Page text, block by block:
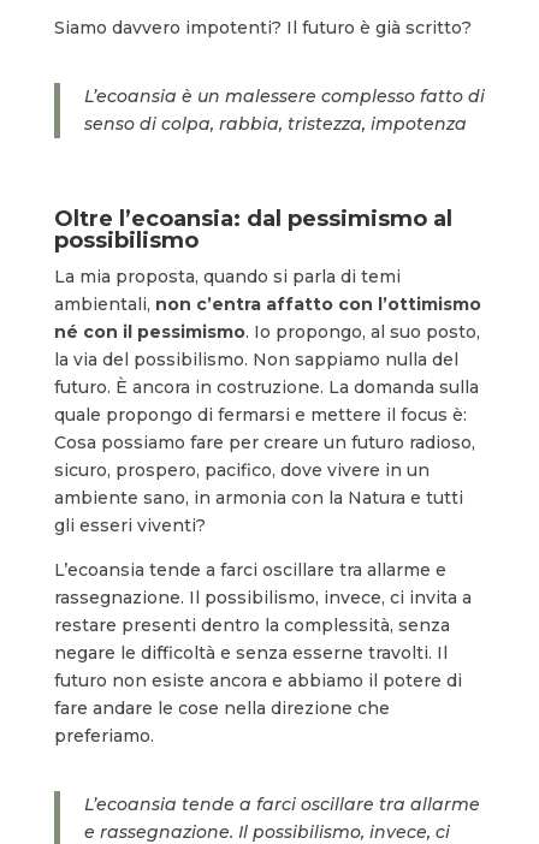
Siamo davvero impotenti? Il futuro è già scritto?
L’ecoansia è un malessere complesso fatto di
senso di colpa, rabbia, tristezza, impotenza
Oltre l’ecoansia: dal pessimismo al
possibilismo
La mia proposta, quando si parla di temi
ambientali, non c’entra affatto con l’ottimismo
né con il pessimismo. Io propongo, al suo posto,
la via del possibilismo. Non sappiamo nulla del
futuro. È ancora in costruzione. La domanda sulla
quale propongo di fermarsi e mettere il focus è:
Cosa possiamo fare per creare un futuro radioso,
sicuro, prospero, pacifico, dove vivere in un
ambiente sano, in armonia con la Natura e tutti
gli esseri viventi?
L’ecoansia tende a farci oscillare tra allarme e
rassegnazione. Il possibilismo, invece, ci invita a
restare presenti dentro la complessità, senza
negare le difficoltà e senza esserne travolti. Il
futuro non esiste ancora e abbiamo il potere di
fare andare le cose nella direzione che
preferiamo.
L’ecoansia tende a farci oscillare tra allarme
e rassegnazione. Il possibilismo, invece, ci